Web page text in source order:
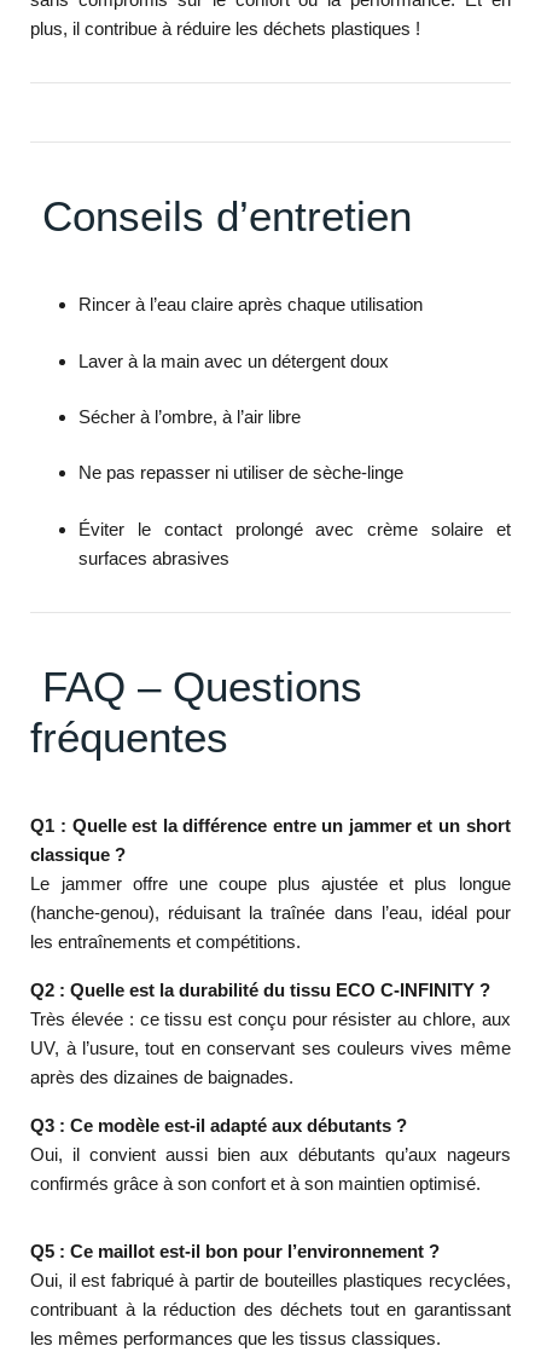
plus, il contribue à réduire les déchets plastiques !
Conseils d’entretien
Rincer à l’eau claire après chaque utilisation
Laver à la main avec un détergent doux
Sécher à l’ombre, à l’air libre
Ne pas repasser ni utiliser de sèche-linge
Éviter le contact prolongé avec crème solaire et
surfaces abrasives
FAQ – Questions
fréquentes
Q1 : Quelle est la différence entre un jammer et un short
classique ?
Le jammer offre une coupe plus ajustée et plus longue
(hanche-genou), réduisant la traînée dans l’eau, idéal pour
les entraînements et compétitions.
Q2 : Quelle est la durabilité du tissu ECO C-INFINITY ?
Très élevée : ce tissu est conçu pour résister au chlore, aux
UV, à l’usure, tout en conservant ses couleurs vives même
après des dizaines de baignades.
Q3 : Ce modèle est-il adapté aux débutants ?
Oui, il convient aussi bien aux débutants qu’aux nageurs
confirmés grâce à son confort et à son maintien optimisé.
Q5 : Ce maillot est-il bon pour l’environnement ?
Oui, il est fabriqué à partir de bouteilles plastiques recyclées,
contribuant à la réduction des déchets tout en garantissant
les mêmes performances que les tissus classiques.